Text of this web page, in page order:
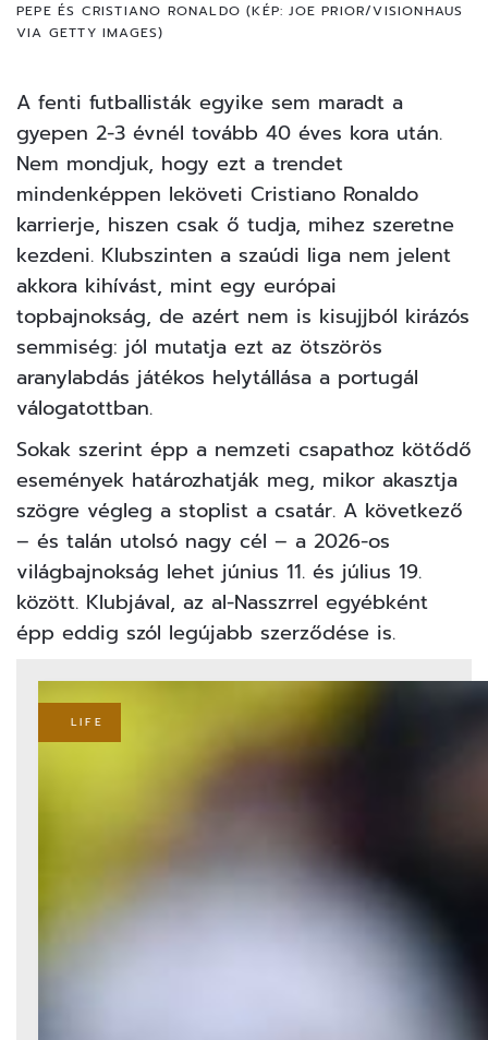
PEPE ÉS CRISTIANO RONALDO (KÉP: JOE PRIOR/VISIONHAUS
VIA GETTY IMAGES)
A fenti futballisták egyike sem maradt a
gyepen 2-3 évnél tovább 40 éves kora után.
Nem mondjuk, hogy ezt a trendet
mindenképpen leköveti Cristiano Ronaldo
karrierje, hiszen csak ő tudja, mihez szeretne
kezdeni. Klubszinten a szaúdi liga nem jelent
akkora kihívást, mint egy európai
topbajnokság, de azért nem is kisujjból kirázós
semmiség: jól mutatja ezt az ötszörös
aranylabdás játékos helytállása a portugál
válogatottban.
Sokak szerint épp a nemzeti csapathoz kötődő
események határozhatják meg, mikor akasztja
szögre végleg a stoplist a csatár. A következő
– és talán utolsó nagy cél – a 2026-os
világbajnokság lehet június 11. és július 19.
között. Klubjával, az al-Nasszrrel egyébként
épp eddig szól legújabb szerződése is.
LIFE